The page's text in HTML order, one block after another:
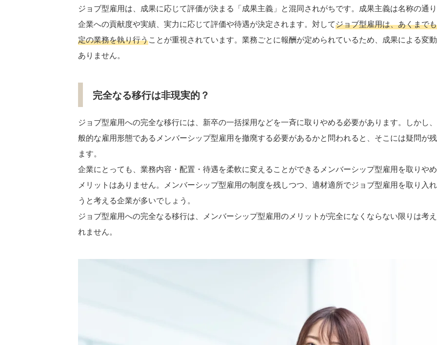
ジョブ型雇用は、成果に応じて評価が決まる「成果主義」と混同されがちです。成果主義は名称の通
企業への貢献度や実績、実力に応じて評価や待遇が決定されます。対してジョブ型雇用は、あくまで
定の業務を執り行うことが重視されています。業務ごとに報酬が定められているため、成果による変
ありません。
完全なる移行は非現実的？
ジョブ型雇用への完全な移行には、新卒の一括採用などを一斉に取りやめる必要があります。しかし
般的な雇用形態であるメンバーシップ型雇用を撤廃する必要があるかと問われると、そこには疑問が
ます。
企業にとっても、業務内容・配置・待遇を柔軟に変えることができるメンバーシップ型雇用を取りや
メリットはありません。メンバーシップ型雇用の制度を残しつつ、適材適所でジョブ型雇用を取り入
うと考える企業が多いでしょう。
ジョブ型雇用への完全なる移行は、メンバーシップ型雇用のメリットが完全になくならない限りは考
れません。